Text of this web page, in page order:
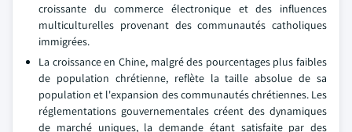
croissante du commerce électronique et des influences
multiculturelles provenant des communautés catholiques
immigrées.
La croissance en Chine, malgré des pourcentages plus faibles
de population chrétienne, reflète la taille absolue de sa
population et l'expansion des communautés chrétiennes. Les
réglementations gouvernementales créent des dynamiques
de marché uniques, la demande étant satisfaite par des